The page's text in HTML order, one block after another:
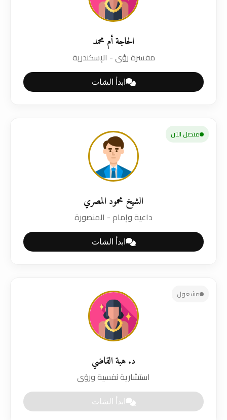
الحاجة أم محمد
مفسرة رؤى - الإسكندرية
ابدأ الشات
متصل الآن
الشيخ محمود المصري
داعية وإمام - المنصورة
ابدأ الشات
مشغول
د. هبة القاضي
استشارية نفسية ورؤى
ابدأ الشات